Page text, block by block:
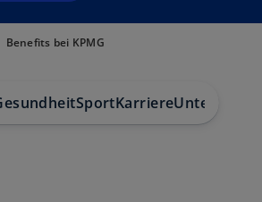
Benefits bei KPMG
SportKarriere